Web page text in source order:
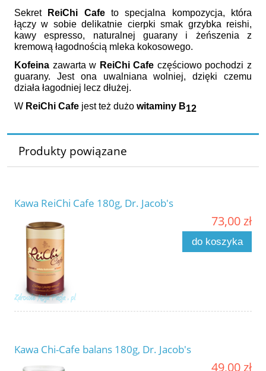
Sekret
ReiChi Cafeto specjalna kompozycja, która
łączy w sobie delikatnie cierpki smak grzybka reishi,
kawy espresso, naturalnej guarany i żeńszenia z
kremową łagodnością mleka kokosowego.
Kofeina zawarta w ReiChi Cafe częściowo pochodzi z
guarany. Jest ona uwalniana wolniej, dzięki czemu
działa łagodniej lecz dłużej.
W ReiChi Cafe jest też dużo witaminy B12
Produkty powiązane
Kawa ReiChi Cafe 180g, Dr. Jacob's
73,00 zł
do koszyka
Kawa Chi-Cafe balans 180g, Dr. Jacob's
49,00 zł